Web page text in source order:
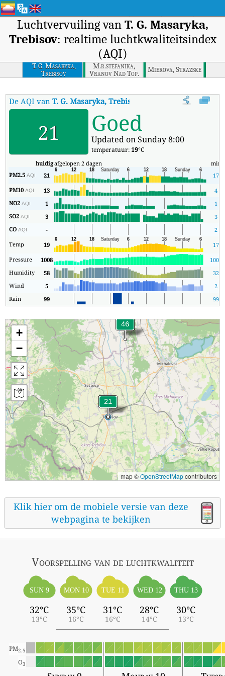
Luchtvervuiling van T. G. Masaryka,
Trebisov: realtime luchtkwaliteitsindex
(AQI)
T. G. Masaryka,
Trebisov
M.r.stefanika,
Vranov Nad Top.
Mierova, Strazske
De AQI vanT. G. Masaryka, Trebisov De realtime
21 Goed
Updated on Sunday 8:00
temperatuur: 19°C
huidigafgelopen 2 dagen min
PM2.5AQI 21
17
PM10AQI 13
4
NO2AQI 1
1
SO2AQI 3
3
COAQI -
2
Temp
19
17
Pressure
1008 1001
Humidity
58
32
Wind
5
2
Rain
99 99
+
−
map ©OpenStreetMapcontributors
Klik hier om de mobiele versie van deze
webpagina te bekijken
Voorspelling van de luchtkwaliteit
SUN 9
32°C
13°C
MON 10
35°C
16°C
TUE 11
31°C
16°C
WED 12
28°C
14°C
THU 13
30°C
13°C
PM2.5
O3